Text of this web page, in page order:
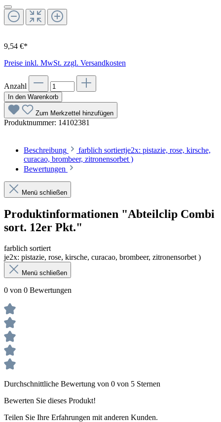
9,54 €*
Preise inkl. MwSt. zzgl. Versandkosten
Anzahl
In den Warenkorb
Zum Merkzettel hinzufügen
Produktnummer: 14102381
Beschreibung
farblich sortiertje2x: pistazie, rose, kirsche,
curacao, brombeer, zitronensorbet )
Bewertungen
Menü schließen
Produktinformationen "Abteilclip Combi
sort. 12er Pkt."
farblich sortiert
je2x: pistazie, rose, kirsche, curacao, brombeer, zitronensorbet )
Menü schließen
0 von 0 Bewertungen
Durchschnittliche Bewertung von 0 von 5 Sternen
Bewerten Sie dieses Produkt!
Teilen Sie Ihre Erfahrungen mit anderen Kunden.